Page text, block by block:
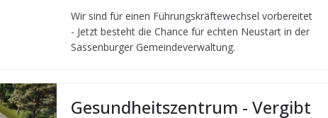
Wir sind für einen Füh­rungs­kräf­te­wech­sel vor­be­rei­tet
- Jetzt besteht die Chance für ech­ten Neu­start in der
Sas­sen­bur­ger Gemeindeverwaltung.
Gesund­heits­zen­trum - Ver­gibt